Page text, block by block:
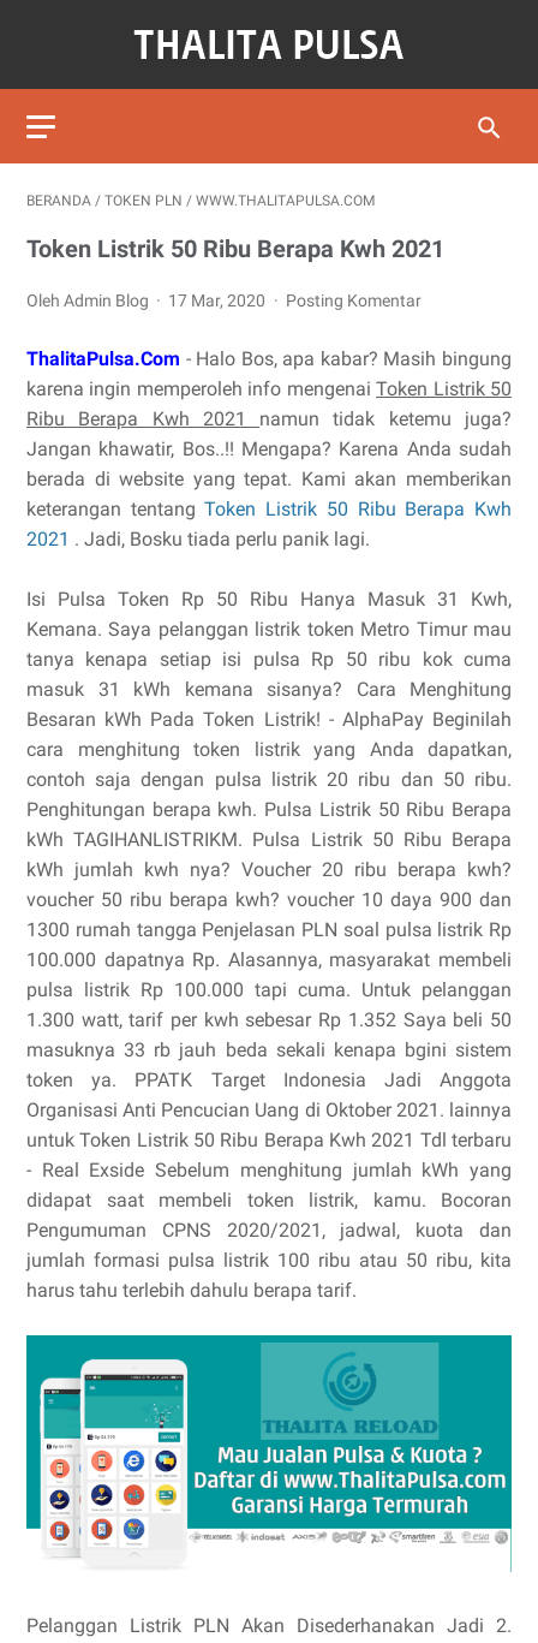
BERANDA / TOKEN PLN / WWW.THALITAPULSA.COM
Token Listrik 50 Ribu Berapa Kwh 2021
Oleh Admin Blog 17 Mar, 2020 Posting Komentar
ThalitaPulsa.Com - Halo Bos, apa kabar? Masih bingung
karena ingin memperoleh info mengenaiToken Listrik 50
Ribu Berapa Kwh 2021 namun tidak ketemu juga?
Jangan khawatir, Bos..!! Mengapa? Karena Anda sudah
berada di website yang tepat. Kami akan memberikan
keterangan tentangToken Listrik 50 Ribu Berapa Kwh
2021 . Jadi, Bosku tiada perlu panik lagi.
Isi Pulsa Token Rp 50 Ribu Hanya Masuk 31 Kwh,
Kemana. Saya pelanggan listrik token Metro Timur mau
tanya kenapa setiap isi pulsa Rp 50 ribu kok cuma
masuk 31 kWh kemana sisanya? Cara Menghitung
Besaran kWh Pada Token Listrik! - AlphaPay Beginilah
cara menghitung token listrik yang Anda dapatkan,
contoh saja dengan pulsa listrik 20 ribu dan 50 ribu.
Penghitungan berapa kwh. Pulsa Listrik 50 Ribu Berapa
kWh TAGIHANLISTRIKM. Pulsa Listrik 50 Ribu Berapa
kWh jumlah kwh nya? Voucher 20 ribu berapa kwh?
voucher 50 ribu berapa kwh? voucher 10 daya 900 dan
1300 rumah tangga Penjelasan PLN soal pulsa listrik Rp
100.000 dapatnya Rp. Alasannya, masyarakat membeli
pulsa listrik Rp 100.000 tapi cuma. Untuk pelanggan
1.300 watt, tarif per kwh sebesar Rp 1.352 Saya beli 50
masuknya 33 rb jauh beda sekali kenapa bgini sistem
token ya. PPATK Target Indonesia Jadi Anggota
Organisasi Anti Pencucian Uang di Oktober 2021. lainnya
untuk Token Listrik 50 Ribu Berapa Kwh 2021 Tdl terbaru
- Real Exside Sebelum menghitung jumlah kWh yang
didapat saat membeli token listrik, kamu. Bocoran
Pengumuman CPNS 2020/2021, jadwal, kuota dan
jumlah formasi pulsa listrik 100 ribu atau 50 ribu, kita
harus tahu terlebih dahulu berapa tarif.
Pelanggan Listrik PLN Akan Disederhanakan Jadi 2.